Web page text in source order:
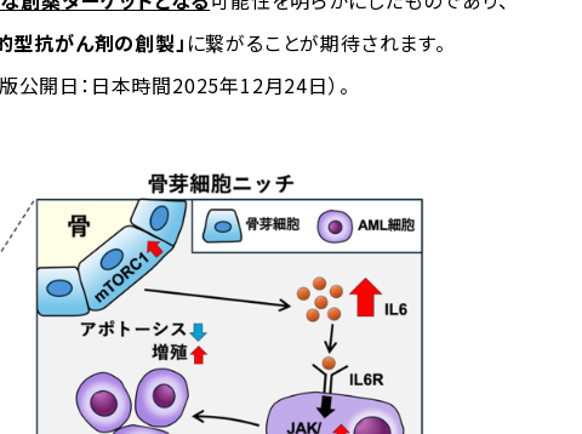
型抗がん剤の創製」 に繋がることが期待されます。
公開日：日本時間2025年12月24日）。